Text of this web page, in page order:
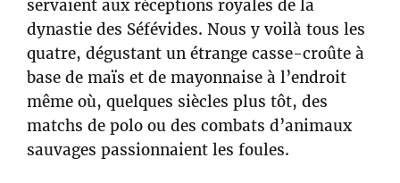
servaient aux réceptions royales de la
dynastie des Séfévides. Nous y voilà tous les
quatre, dégustant un étrange casse-croûte à
base de maïs et de mayonnaise à l’endroit
même où, quelques siècles plus tôt, des
matchs de polo ou des combats d’animaux
sauvages passionnaient les foules.